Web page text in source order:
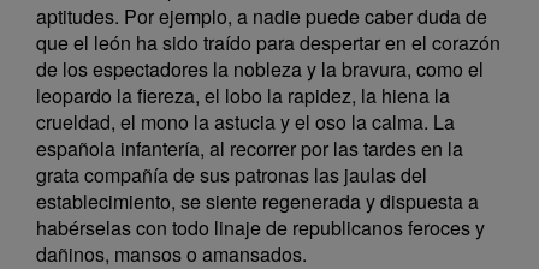
aptitudes. Por ejemplo, a nadie puede caber duda de
que el león ha sido traído para despertar en el corazón
de los espectadores la nobleza y la bravura, como el
leopardo la fiereza, el lobo la rapidez, la hiena la
crueldad, el mono la astucia y el oso la calma. La
española infantería, al recorrer por las tardes en la
grata compañía de sus patronas las jaulas del
establecimiento, se siente regenerada y dispuesta a
habérselas con todo linaje de republicanos feroces y
dañinos, mansos o amansados.